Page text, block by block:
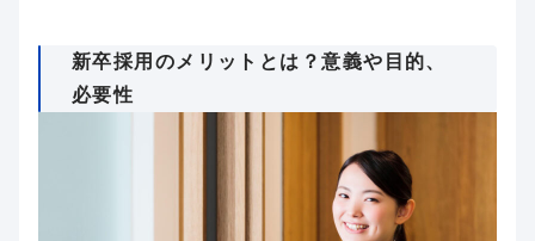
新卒採用のメリットとは？意義や目的、
必要性